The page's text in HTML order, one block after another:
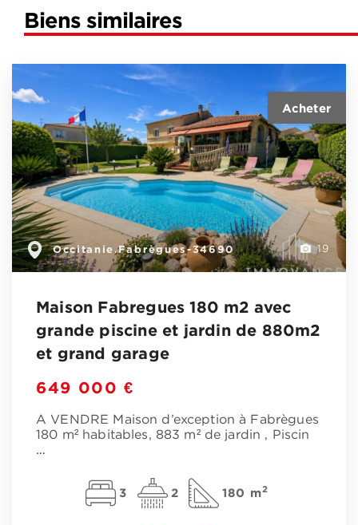
Biens similaires
19
Occitanie ,Fabrègues-34690
Maison Fabregues 180 m2 avec
grande piscine et jardin de 880m2
et grand garage
649 000 €
A VENDRE Maison d’exception à Fabrègues
180 m² habitables, 883 m² de jardin , Piscin
…
3 2 180 m2